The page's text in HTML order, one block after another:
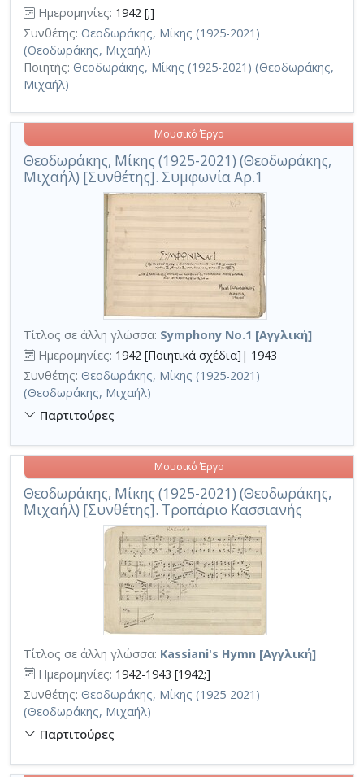
Ημερομηνίες: 1942 [;]
Συνθέτης: Θεοδωράκης, Μίκης (1925-2021)
(Θεοδωράκης, Μιχαήλ)
Ποιητής: Θεοδωράκης, Μίκης (1925-2021) (Θεοδωράκης,
Μιχαήλ)
Θεοδωράκης, Μίκης (1925-2021) (Θεοδωράκης,
Μιχαήλ) [Συνθέτης]. Συμφωνία Αρ.1
Μουσικό Έργο
Τίτλος σε άλλη γλώσσα: Symphony No.1 [Αγγλική]
Ημερομηνίες: 1942 [Ποιητικά σχέδια]| 1943
Συνθέτης: Θεοδωράκης, Μίκης (1925-2021)
(Θεοδωράκης, Μιχαήλ)
Παρτιτούρες
Θεοδωράκης, Μίκης (1925-2021) (Θεοδωράκης,
Μιχαήλ) [Συνθέτης]. Τροπάριο Κασσιανής
Μουσικό Έργο
Τίτλος σε άλλη γλώσσα: Kassiani's Hymn [Αγγλική]
Ημερομηνίες: 1942-1943 [1942;]
Συνθέτης: Θεοδωράκης, Μίκης (1925-2021)
(Θεοδωράκης, Μιχαήλ)
Παρτιτούρες